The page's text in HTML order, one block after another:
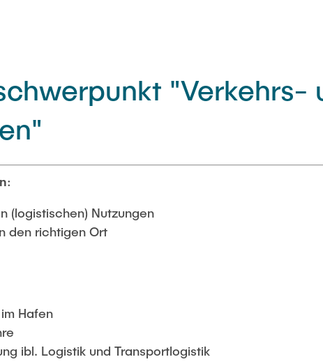
"Verkehrs-
:
(logistischen) Nutzungen
den richtigen Ort
Hafen
ibl. Logistik und Transportlogistik